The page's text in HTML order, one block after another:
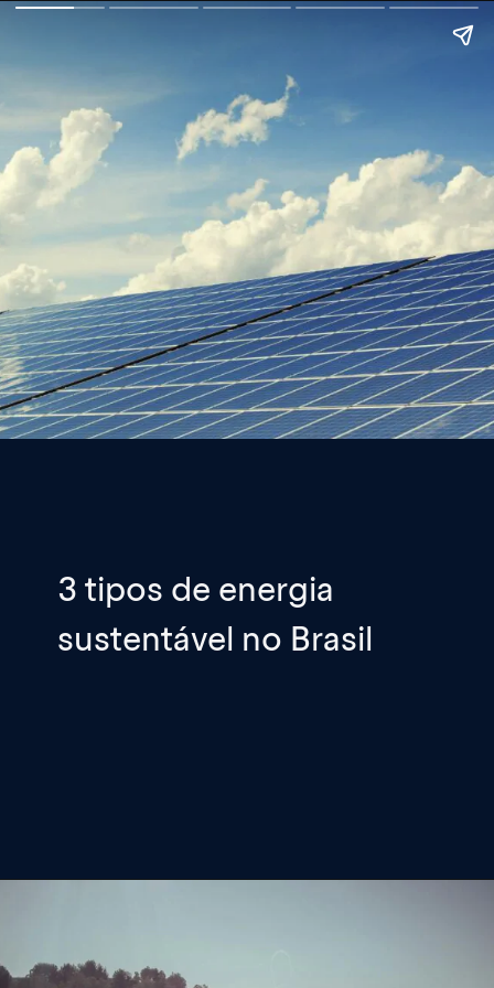
3 tipos de energia
sustentável no Brasil